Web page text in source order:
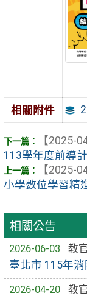
相關公告
2026-06-03
教
臺北市 115年
2026-04-20
教
相關附件
【2025-
113學年度前導
【2025-
小學數位學習精